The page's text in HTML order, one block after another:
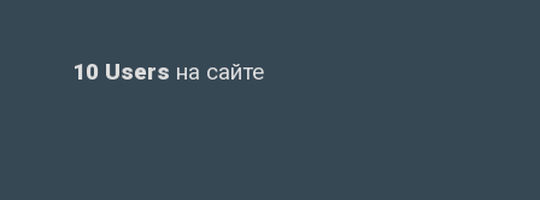
10 Users на сайте